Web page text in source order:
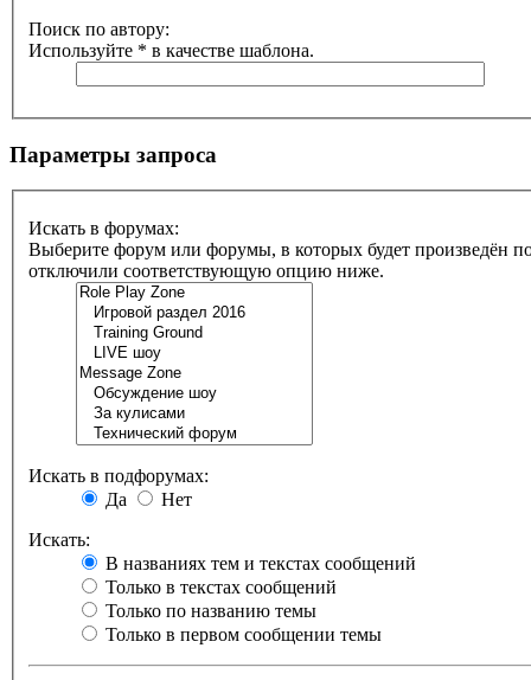
Поиск по автору:
Используйте * в качестве шаблона.
Параметры запроса
Искать в форумах:
Выберите форум или форумы, в которых будет произведён
отключили соответствующую опцию ниже.
Искать в подфорумах:
Да
Нет
Искать:
В названиях тем и текстах сообщений
Только в текстах сообщений
Только по названию темы
Только в первом сообщении темы